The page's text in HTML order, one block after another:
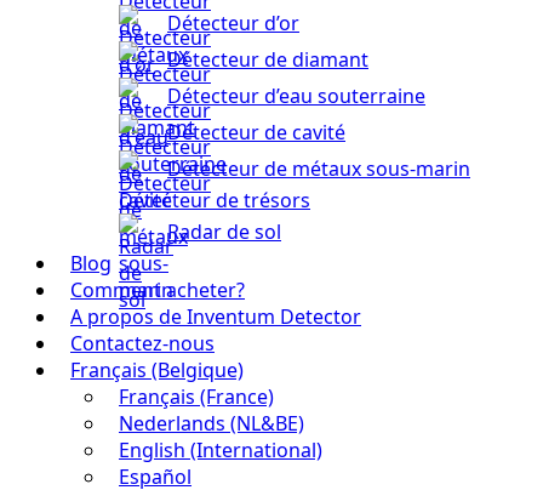
Détecteur d’or
Détecteur de diamant
Détecteur d’eau souterraine
Détecteur de cavité
Détecteur de métaux sous-marin
Détecteur de trésors
Radar de sol
Blog
Comment acheter?
A propos de Inventum Detector
Contactez-nous
Français (Belgique)
Français (France)
Nederlands (NL&BE)
English (International)
Español